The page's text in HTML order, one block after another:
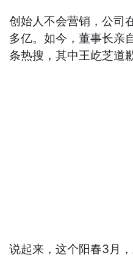
创始人不会营销，公司
多亿。如今，董事长亲
条热搜，其中王屹芝道
说起来，这个阳春3月